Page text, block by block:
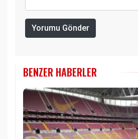
Yorumu Gönder
BENZER HABERLER